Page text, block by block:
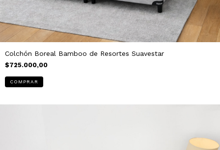
Colchón Boreal Bamboo de Resortes Suavestar
$725.000,00
COMPRAR